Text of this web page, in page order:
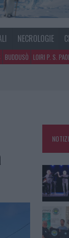
NECROLOGIE
BUDDUSÒ LOIRI P. S.